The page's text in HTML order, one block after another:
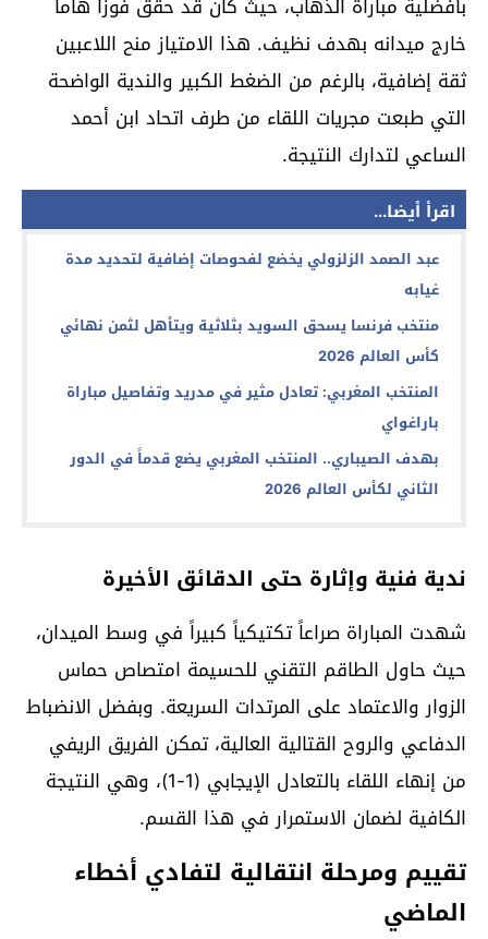
خارج ميدانه بهدف نظيف. هذا الامتياز منح اللاعبين
ثقة إضافية، بالرغم من الضغط الكبير والندية الواضحة
التي طبعت مجريات اللقاء من طرف اتحاد ابن أحمد
الساعي لتدارك النتيجة.
اقرأ أيضا...
عبد الصمد الزلزولي يخضع لفحوصات إضافية لتحديد مدة
غيابه
منتخب فرنسا يسحق السويد بثلاثية ويتأهل لثمن نهائي
كأس العالم 2026
المنتخب المغربي: تعادل مثير في مدريد وتفاصيل مباراة
باراغواي
بهدف الصيباري.. المنتخب المغربي يضع قدماً في الدور
الثاني لكأس العالم 2026
ندية فنية وإثارة حتى الدقائق الأخيرة
شهدت المباراة صراعاً تكتيكياً كبيراً في وسط الميدان،
حيث حاول الطاقم التقني للحسيمة امتصاص حماس
الزوار والاعتماد على المرتدات السريعة. وبفضل الانضباط
الدفاعي والروح القتالية العالية، تمكن الفريق الريفي
من إنهاء اللقاء بالتعادل الإيجابي (1-1)، وهي النتيجة
الكافية لضمان الاستمرار في هذا القسم.
تقييم ومرحلة انتقالية لتفادي أخطاء
الماضي